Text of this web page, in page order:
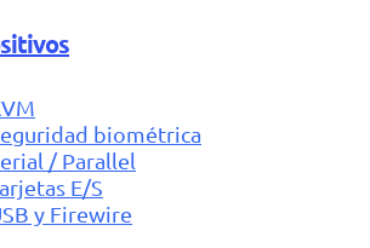
biométrica
/ Parallel
E/S
y Firewire